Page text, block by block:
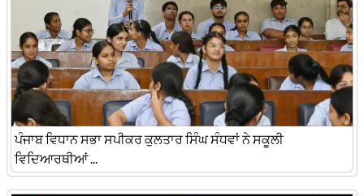
ਪੰਜਾਬ ਵਿਧਾਨ ਸਭਾ ਸਪੀਕਰ ਕੁਲਤਾਰ ਸਿੰਘ ਸੰਧਵਾਂ ਨੇ ਸਕੂਲੀ
ਵਿਦਿਆਰਥੀਆਂ ...